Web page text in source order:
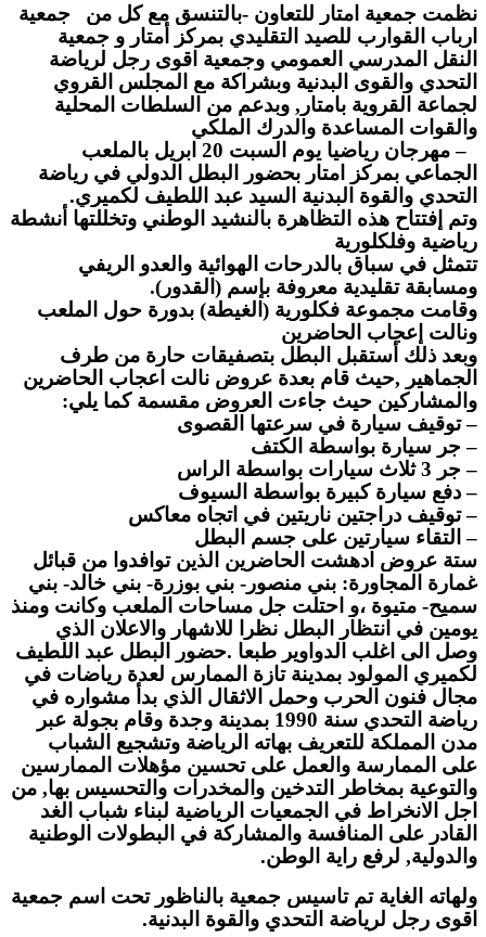
نظمت جمعية امتار للتعاون -بالتنسق مع كل من
جمعية
ارباب القوارب للصيد التقليدي بمركز أمتار و جمعية
النقل المدرسي العمومي وجمعية اقوى رجل لرياضة
التحدي والقوى البدنية وبشراكة مع المجلس القروي
لجماعة القروية بامتار , وبدعم من السلطات المحلية
والقوات المساعدة والدرك الملكي
– مهرجان رياضيا يوم السبت 20 ابريل بالملعب
الجماعي بمركز امتار بحضور البطل الدولي في رياضة
التحدي والقوة البدنية السيد عبد اللطيف لكميري.
وتم إفتتاح هذه التظاهرة بالنشيد الوطني وتخللتها أنشطة
رياضية وفلكلورية
تتمثل في سباق بالدرحات الهوائية والعدو الريفي
ومسابقة تقليدية معروفة بإسم (القدور )
.
وقامت مجموعة فكلورية (الغيطة) بدورة حول الملعب
ونالت إعجاب الحاضرين
وبعد ذلك أستقبل البطل بتصفيقات حارة من طرف
الجماهير ,حيث قام بعدة عروض نالت اعجاب الحاضرين
والمشاركين حيث جاءت العروض مقسمة كما يلي:
–توقيف سيارة في سرعتها القصوى
–جر سيارة بواسطة الكتف
–جر 3 ثلاث سيارات بواسطة الراس
–دفع سيارة كبيرة بواسطة السيوف
–توقيف دراجتين ناريتين في اتجاه معاكس
– التقاء سيارتين على جسم البطل
ستة عروض ادهشت الحاضرين الذين توافدوا من قبائل
غمارة المجاورة: بني منصور- بني بوزرة- بني خالد- بني
سميح- متيوة ،و احتلت جل مساحات الملعب وكانت ومنذ
يومين في انتظار البطل نظرا للاشهار والاعلان الذي
وصل الى اغلب الدواوير طبعا .حضور البطل عبد اللطيف
لكميري المولود بمدينة تازة الممارس لعدة رياضات في
مجال فنون الحرب وحمل الاثقال الذي بدأ مشواره في
رياضة التحدي سنة 1990 بمدينة وجدة وقام بجولة عبر
مدن المملكة للتعريف بهاته الرياضة وتشجيع الشباب
على الممارسة والعمل على تحسين مؤهلات الممارسين
والتوعية بمخاطر التدخين والمخدرات والتحسيس بها, من
اجل الانخراط في الجمعيات الرياضية لبناء شباب الغد
القادر على المنافسة والمشاركة في البطولات الوطنية
والدولية, لرفع راية الوطن.
ولهاته الغاية تم تاسيس جمعية بالناظور تحت اسم جمعية
اقوى رجل لرياضة التحدي والقوة البدنية.